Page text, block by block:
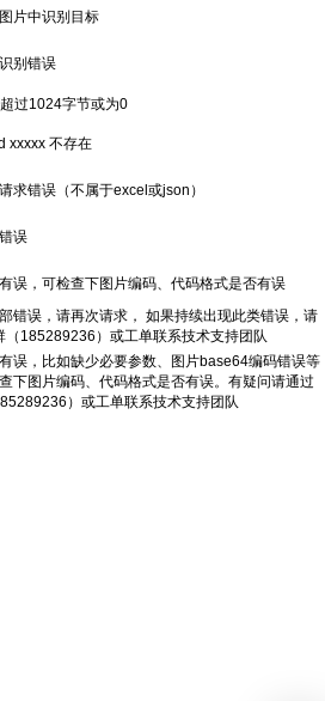
片中识别目标
别错误
过1024字节或为0
xxxxx 不存在
求错误（不属于excel或json）
误
误，可检查下图片编码、代码格式是否有误
错误，请再次请求， 如果持续出现此类错误，请
（185289236）或工单联系技术支持团队
误，比如缺少必要参数、图片base64编码错误等
下图片编码、代码格式是否有误。有疑问请通过
）或工单联系技术支持团队